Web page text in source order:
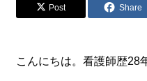
Post Share
こんにちは。看護師歴28